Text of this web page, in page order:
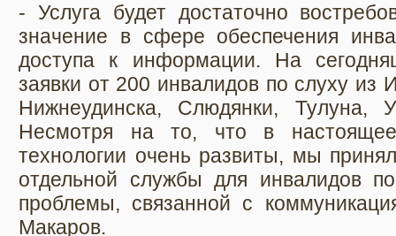
- Услуга будет достаточно
значение в сфере обеспечения
доступа к информации. На
заявки от 200 инвалидов по слуху из
Нижнеудинска, Слюдянки, Тулуна,
Несмотря на то, что в
технологии очень развиты, мы
отдельной службы для инвалидов
проблемы, связанной с
Макаров.